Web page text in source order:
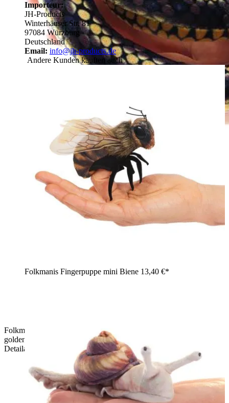
Folkmanis Fingerpuppe mini Schlange mit dunkelblau-
goldenem Schuppenmuster, auf einer Hand aufgerollt,
Detailaufnahme
Importeur:
JH-Products
Winterhäuser Str. 81
97084 Würzburg
Deutschland
Email: info@jh-products.de
Andere Kunden kauften auch
Folkmanis Fingerpuppe mini Biene 13,40 €*